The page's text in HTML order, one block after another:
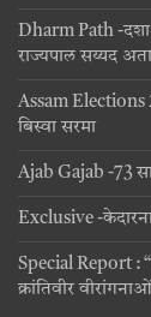
Dharm Path -
राज्यपाल सय्यद
Assam Elections
बिस्वा सरमा
Ajab Gajab -73
Exclusive -
Special Report :
क्रांतिवीर